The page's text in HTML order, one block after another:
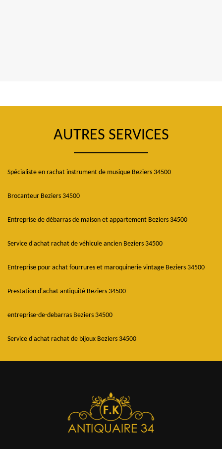
AUTRES SERVICES
Spécialiste en rachat instrument de musique Beziers 34500
Brocanteur Beziers 34500
Entreprise de débarras de maison et appartement Beziers 34500
Service d'achat rachat de véhicule ancien Beziers 34500
Entreprise pour achat fourrures et maroquinerie vintage Beziers 34500
Prestation d'achat antiquité Beziers 34500
entreprise-de-debarras Beziers 34500
Service d'achat rachat de bijoux Beziers 34500